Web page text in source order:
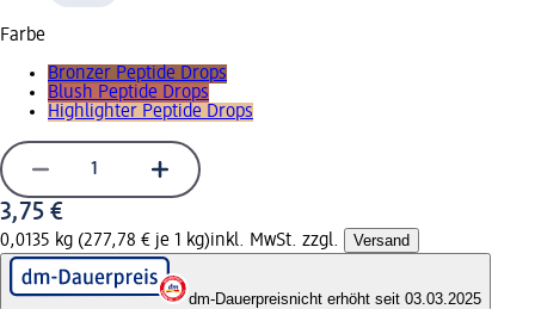
Farbe
Bronzer Peptide Drops
Blush Peptide Drops
Highlighter Peptide Drops
3,75 €
0,0135 kg (277,78 € je 1 kg)inkl. MwSt. zzgl. Versand
dm-Dauerpreisnicht erhöht seit 03.03.2025